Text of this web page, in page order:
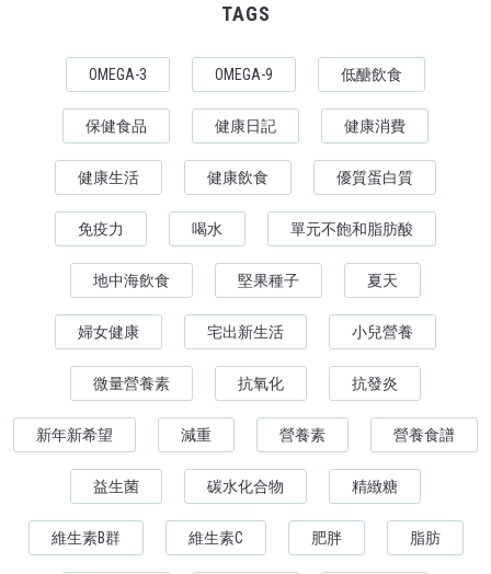
TAGS
OMEGA-3 OMEGA-9 低醣飲食
保健食品 健康日記 健康消費
健康生活 健康飲食 優質蛋白質
免疫力 喝水 單元不飽和脂肪酸
地中海飲食 堅果種子 夏天
婦女健康 宅出新生活 小兒營養
微量營養素 抗氧化 抗發炎
新年新希望 減重 營養素 營養食譜
益生菌 碳水化合物 精緻糖
維生素B群 維生素C 肥胖 脂肪